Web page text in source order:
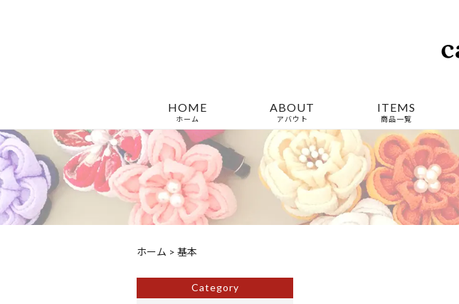
HOME
ホーム
ABOUT
アバウト
ITEMS
商品一覧
ホーム > 基本
Category